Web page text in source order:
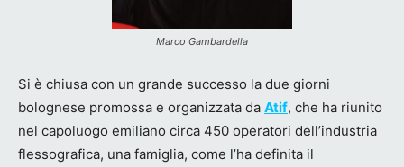
Marco Gambardella
Si è chiusa con un grande successo la due giorni
bolognese promossa e organizzata da Atif, che ha riunito
nel capoluogo emiliano circa 450 operatori dell’industria
flessografica, una famiglia, come l’ha definita il